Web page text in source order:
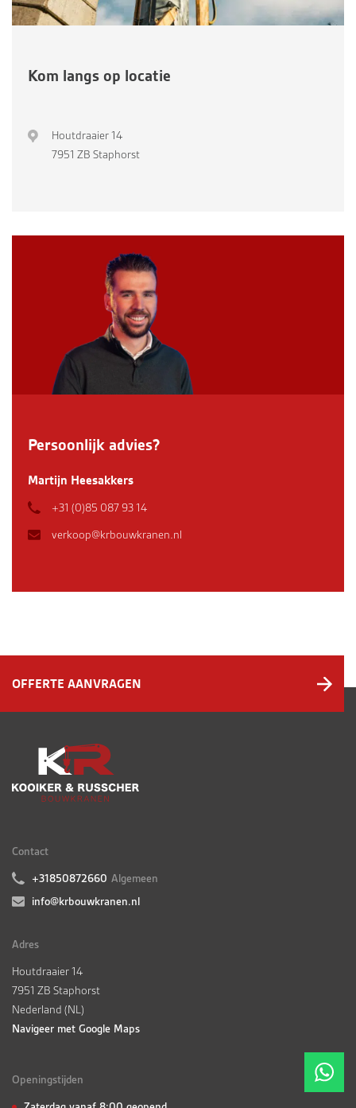
Kom langs op locatie
Houtdraaier 14
7951 ZB Staphorst
Persoonlijk advies?
Martijn Heesakkers
+31 (0)85 087 93 14
verkoop@krbouwkranen.nl
OFFERTE AANVRAGEN
Contact
+31850872660 Algemeen
info@krbouwkranen.nl
Adres
Houtdraaier 14
7951 ZB Staphorst
Nederland (NL)
Navigeer met Google Maps
Openingstijden